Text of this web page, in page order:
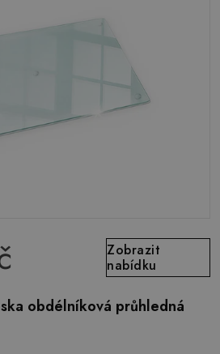
Zobrazit
nabídku
obdélníková průhledná